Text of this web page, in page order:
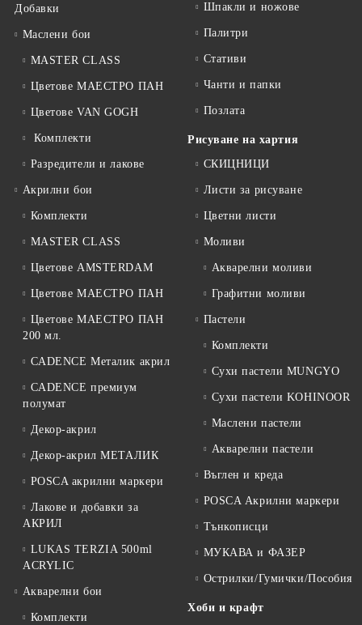
Добавки
Маслени бои
MASTER CLASS
Цветове МАЕСТРО ПАН
Цветове VAN GOGH
Комплекти
Разредители и лакове
Акрилни бои
Комплекти
MASTER CLASS
Цветове AMSTERDAM
Цветове МАЕСТРО ПАН
Цветове МАЕСТРО ПАН
200 мл.
CADENCE Металик акрил
CADENCE премиум
полумат
Декор-акрил
Декор-акрил МЕТАЛИК
POSCA акрилни маркери
Лакове и добавки за
АКРИЛ
LUKAS TERZIA 500ml
ACRYLIC
Акварелни бои
Комплекти
Шпакли и ножове
Палитри
Стативи
Чанти и папки
Позлата
Рисуване на хартия
СКИЦНИЦИ
Листи за рисуване
Цветни листи
Моливи
Акварелни моливи
Графитни моливи
Пастели
Комплекти
Сухи пастели MUNGYO
Сухи пастели KOHINOOR
Маслени пастели
Акварелни пастели
Въглен и креда
POSCA Акрилни маркери
Тънкописци
МУКАВА и ФАЗЕР
Острилки/Гумички/Пособия
Хоби и крафт